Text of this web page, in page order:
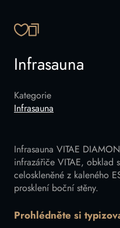
ZKOPÍROVAT ODKAZ
Infrasauna
Kategorie
Infrasauna
Infrasauna VITAE
infrazářiče VITAE, obklad
celoskleněné z kaleného
prosklení boční stěny.
Prohlédněte si